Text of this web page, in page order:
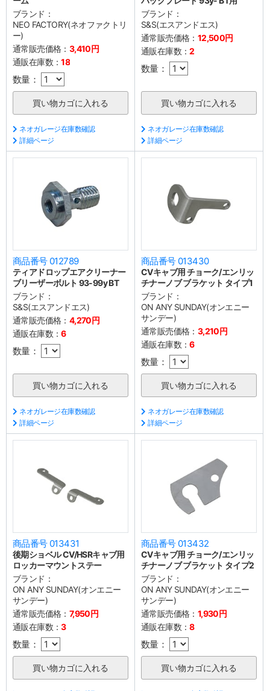
ブランド：
NEO FACTORY(ネオファクトリ
ー)
通常販売価格： 3,410円
通販在庫数：18
数量：
ネオガレージ在庫数確認
詳細ページ
ブランド：
S&S(エスアンドエス)
通常販売価格： 12,500円
通販在庫数：2
数量：
ネオガレージ在庫数確認
詳細ページ
商品番号 012789
ティアドロップエアクリーナー
ブリーザーボルト 93-99y BT
ブランド：
S&S(エスアンドエス)
通常販売価格： 4,270円
通販在庫数：6
数量：
ネオガレージ在庫数確認
詳細ページ
商品番号 013430
CVキャブ用 チョーク/エンリッ
チナーノブ ブラケット タイプ1
ブランド：
ON ANY SUNDAY(オンエニー
サンデー)
通常販売価格： 3,210円
通販在庫数：6
数量：
ネオガレージ在庫数確認
詳細ページ
商品番号 013431
後期ショベル CV/HSRキャブ用
ロッカーマウントステー
ブランド：
ON ANY SUNDAY(オンエニー
サンデー)
通常販売価格： 7,950円
通販在庫数：3
数量：
商品番号 013432
CVキャブ用 チョーク/エンリッ
チナーノブ ブラケット タイプ2
ブランド：
ON ANY SUNDAY(オンエニー
サンデー)
通常販売価格： 1,930円
通販在庫数：8
数量：